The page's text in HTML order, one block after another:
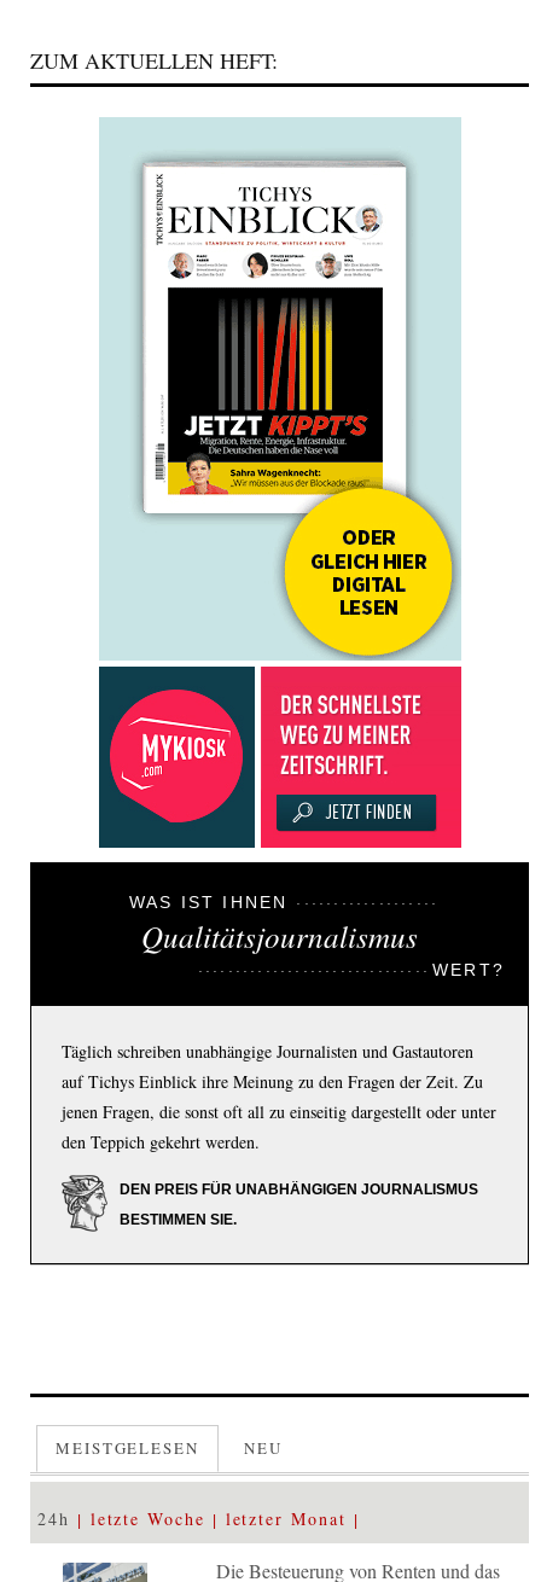
ZUM AKTUELLEN HEFT:
WAS IST IHNEN
Qualitätsjournalismus
WERT?
Täglich schreiben unabhängige Journalisten und Gastautoren
auf Tichys Einblick ihre Meinung zu den Fragen der Zeit. Zu
jenen Fragen, die sonst oft all zu einseitig dargestellt oder unter
den Teppich gekehrt werden.
DEN PREIS FÜR UNABHÄNGIGEN JOURNALISMUS
BESTIMMEN SIE.
MEISTGELESEN NEU
24h letzte Woche letzter Monat
Die Besteuerung von Renten und das